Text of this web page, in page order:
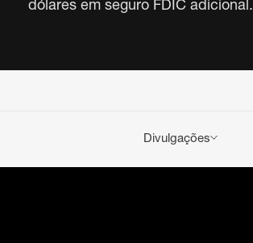
dólares em seguro FDIC adicional.
Divulgações